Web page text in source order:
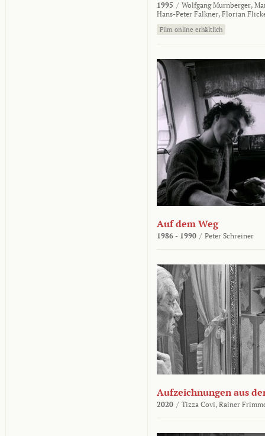
1995 / Wolfgang Murnberger,
Hans-Peter Falkner, Florian
Film online erhältlich
Auf dem Weg
1986 - 1990 / Peter Schreiner
Aufzeichnungen aus
2020 / Tizza Covi, Rainer